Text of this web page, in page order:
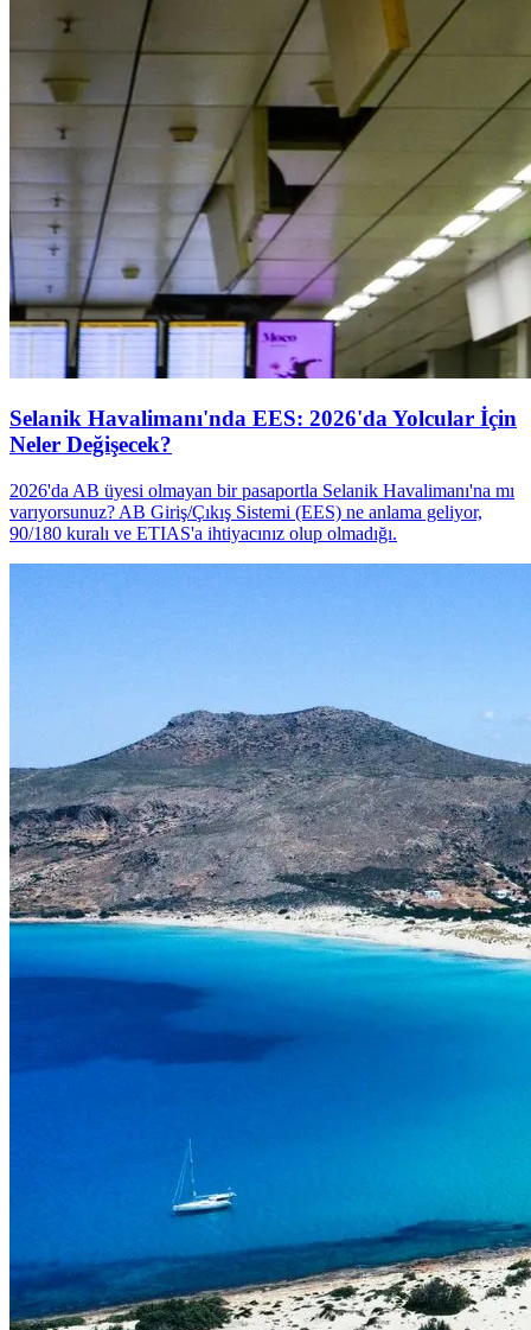
Selanik Havalimanı'nda EES: 2026'da Yolcular İçin
Neler Değişecek?
2026'da AB üyesi olmayan bir pasaportla Selanik Havalimanı'na mı
varıyorsunuz? AB Giriş/Çıkış Sistemi (EES) ne anlama geliyor,
90/180 kuralı ve ETIAS'a ihtiyacınız olup olmadığı.